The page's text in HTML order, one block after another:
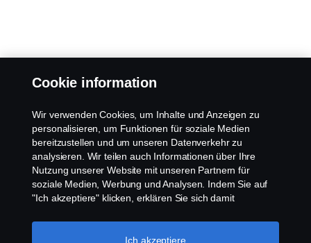
Cookie information
Wir verwenden Cookies, um Inhalte und Anzeigen zu
personalisieren, um Funktionen für soziale Medien
bereitzustellen und um unseren Datenverkehr zu
analysieren. Wir teilen auch Informationen über Ihre
Nutzung unserer Website mit unseren Partnern für
soziale Medien, Werbung und Analysen. Indem Sie auf
"Ich akzeptiere" klicken, erklären Sie sich damit
Informationen weitergegeben werden. Sie können Ihre
Cookies auch verwalten, indem Sie auf die "Cookie-
Ich akzeptiere